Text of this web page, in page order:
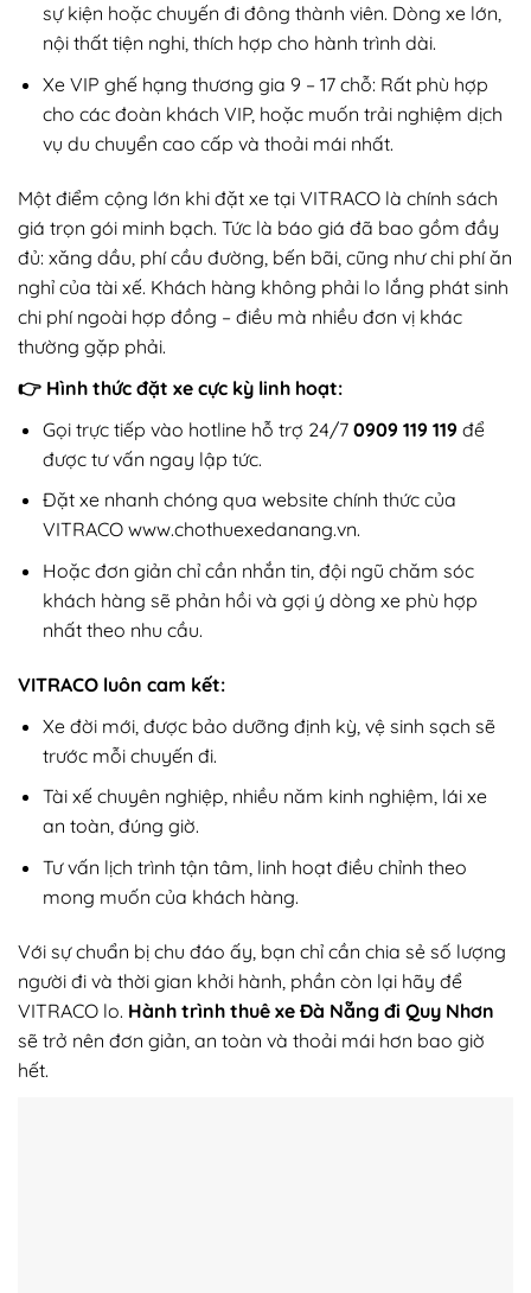
sự kiện hoặc chuyến đi đông thành viên. Dòng xe lớn,
nội thất tiện nghi, thích hợp cho hành trình dài.
Xe VIP ghế hạng thương gia 9 – 17 chỗ: Rất phù hợp
cho các đoàn khách VIP, hoặc muốn trải nghiệm dịch
vụ du chuyển cao cấp và thoải mái nhất.
Một điểm cộng lớn khi đặt xe tại VITRACO là chính sách
giá trọn gói minh bạch. Tức là báo giá đã bao gồm đầy
đủ: xăng dầu, phí cầu đường, bến bãi, cũng như chi phí ăn
nghỉ của tài xế. Khách hàng không phải lo lắng phát sinh
chi phí ngoài hợp đồng – điều mà nhiều đơn vị khác
thường gặp phải.
👉 Hình thức đặt xe cực kỳ linh hoạt:
Gọi trực tiếp vào hotline hỗ trợ 24/7 0909 119 119 để
được tư vấn ngay lập tức.
Đặt xe nhanh chóng qua website chính thức của
VITRACO www.chothuexedanang.vn.
Hoặc đơn giản chỉ cần nhắn tin, đội ngũ chăm sóc
khách hàng sẽ phản hồi và gợi ý dòng xe phù hợp
nhất theo nhu cầu.
VITRACO luôn cam kết:
Xe đời mới, được bảo dưỡng định kỳ, vệ sinh sạch sẽ
trước mỗi chuyến đi.
Tài xế chuyên nghiệp, nhiều năm kinh nghiệm, lái xe
an toàn, đúng giờ.
Tư vấn lịch trình tận tâm, linh hoạt điều chỉnh theo
mong muốn của khách hàng.
Với sự chuẩn bị chu đáo ấy, bạn chỉ cần chia sẻ số lượng
người đi và thời gian khởi hành, phần còn lại hãy để
VITRACO lo. Hành trình thuê xe Đà Nẵng đi Quy Nhơn
sẽ trở nên đơn giản, an toàn và thoải mái hơn bao giờ
hết.